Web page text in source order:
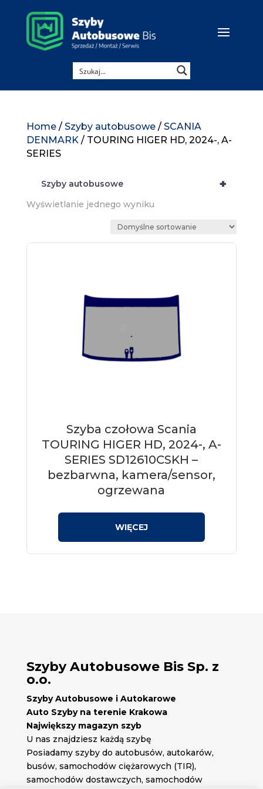
Home/ Szyby autobusowe/ SCANIA
DENMARK/ TOURING HIGER HD, 2024-, A-
SERIES
+
Szyby autobusowe
Wyświetlanie jednego wyniku
Szyba czołowa Scania
TOURING HIGER HD, 2024-, A-
SERIES SD12610CSKH –
bezbarwna, kamera/sensor,
ogrzewana
Szyby Autobusowe Bis Sp. z
o.o.
Szyby Autobusowe i Autokarowe
Auto Szyby na terenie Krakowa
Największy magazyn szyb
U nas znajdziesz każdą szybę
Posiadamy szyby do autobusów, autokarów,
busów, samochodów ciężarowych (TIR),
samochodów dostawczych, samochodów